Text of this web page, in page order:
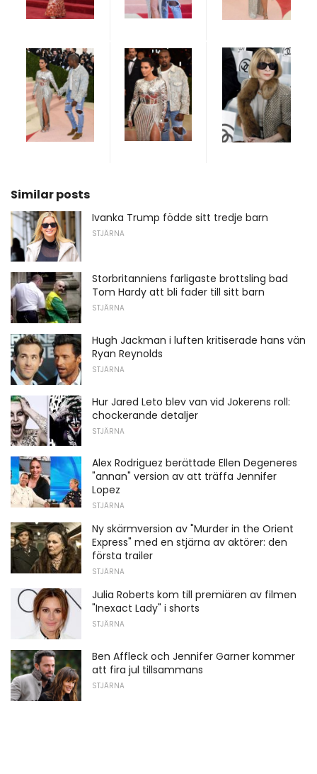
Similar posts
Ivanka Trump födde sitt tredje barn
STJÄRNA
Storbritanniens farligaste brottsling bad
Tom Hardy att bli fader till sitt barn
STJÄRNA
Hugh Jackman i luften kritiserade hans vän
Ryan Reynolds
STJÄRNA
Hur Jared Leto blev van vid Jokerens roll:
chockerande detaljer
STJÄRNA
Alex Rodriguez berättade Ellen Degeneres
"annan" version av att träffa Jennifer
Lopez
STJÄRNA
Ny skärmversion av "Murder in the Orient
Express" med en stjärna av aktörer: den
första trailer
STJÄRNA
Julia Roberts kom till premiären av filmen
"Inexact Lady" i shorts
STJÄRNA
Ben Affleck och Jennifer Garner kommer
att fira jul tillsammans
STJÄRNA